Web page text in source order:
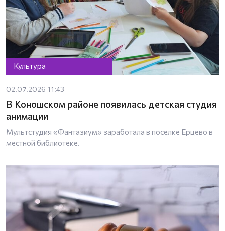
Культура
02.07.2026 11:43
В Коношском районе появилась детская студия
анимации
Мультстудия «Фантазиум» заработала в поселке Ерцево в
местной библиотеке.